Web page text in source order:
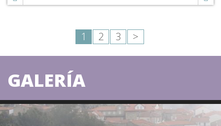
1 2 3 >
GALERÍA